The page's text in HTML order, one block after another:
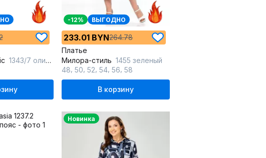
1343/7 оливковый
-12% ВЫГОДНО
233.01 BYN264.78
Платье
Милора-стиль 1455 зеленый
48 50 52 54 56 58
В корзину
Новинка